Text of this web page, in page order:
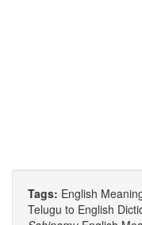
Tags: English
Telugu to English